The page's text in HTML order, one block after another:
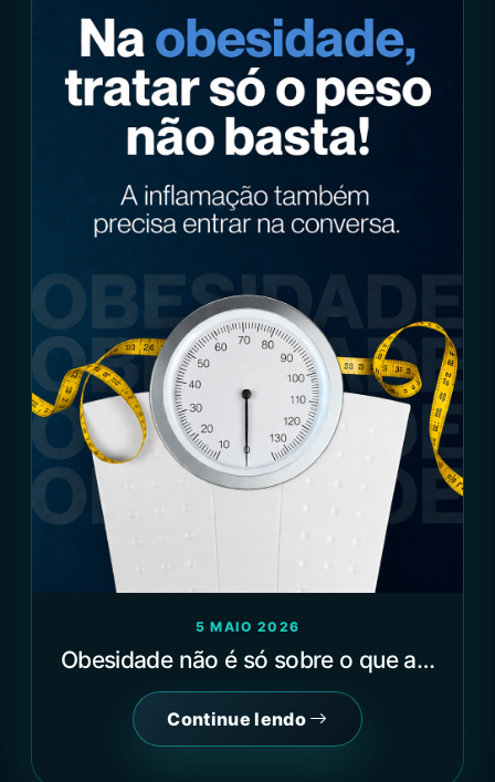
5 MAIO 2026
Obesidade não é só sobre o que a…
Continue lendo